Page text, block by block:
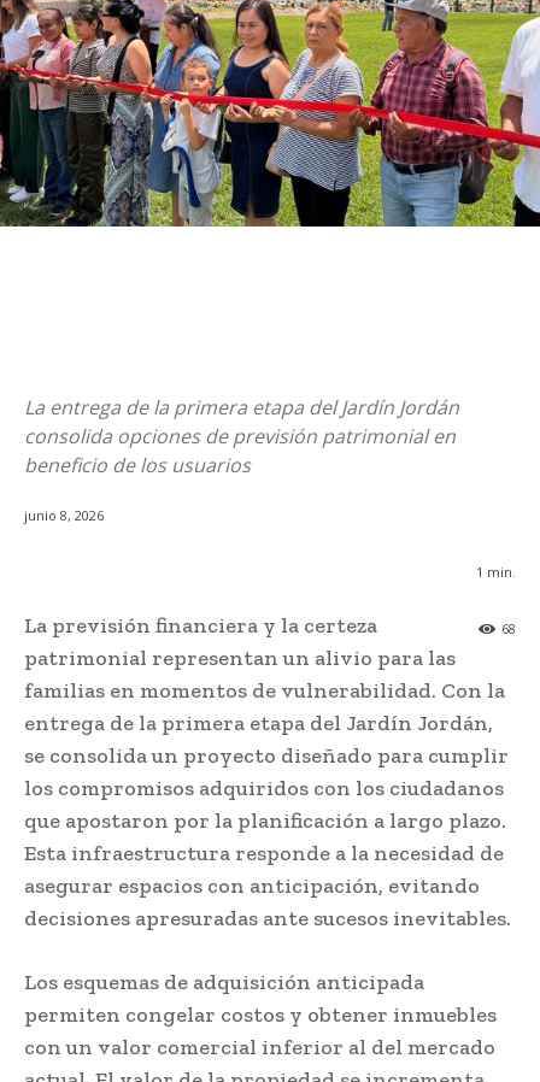
La entrega de la primera etapa del Jardín Jordán
consolida opciones de previsión patrimonial en
beneficio de los usuarios
junio 8, 2026
1 min.
68
La previsión financiera y la certeza
patrimonial representan un alivio para las
familias en momentos de vulnerabilidad. Con la
entrega de la primera etapa del Jardín Jordán,
se consolida un proyecto diseñado para cumplir
los compromisos adquiridos con los ciudadanos
que apostaron por la planificación a largo plazo.
Esta infraestructura responde a la necesidad de
asegurar espacios con anticipación, evitando
decisiones apresuradas ante sucesos inevitables.
Los esquemas de adquisición anticipada
permiten congelar costos y obtener inmuebles
con un valor comercial inferior al del mercado